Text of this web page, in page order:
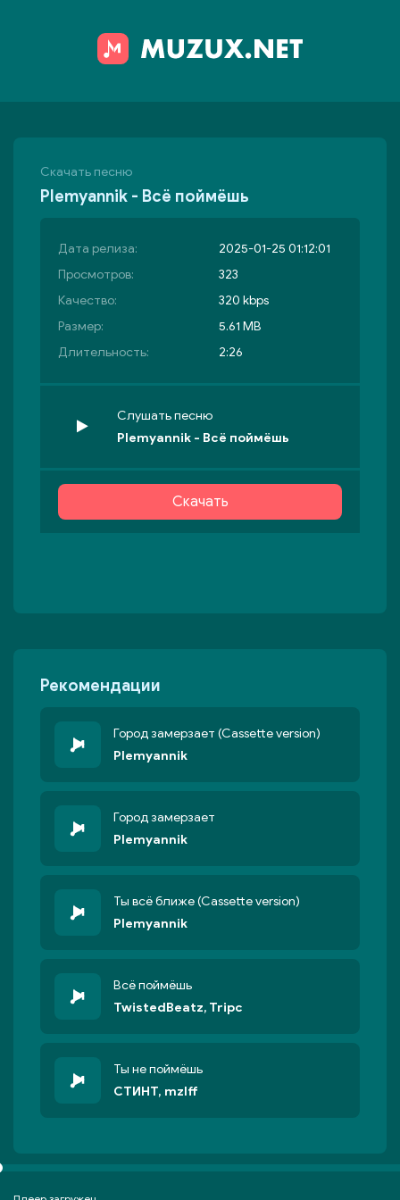
Скачать песню
Plemyannik - Всё поймёшь
Дата релиза:
2025-01-25 01:12:01
Просмотров:
323
Качество:
320 kbps
Размер:
5.61 MB
Длительность:
2:26
Слушать песню
Plemyannik - Всё поймёшь
Скачать
Рекомендации
Город замерзает (Cassette version)
Plemyannik
Город замерзает
Plemyannik
Ты всё ближе (Cassette version)
Plemyannik
Всё поймёшь
TwistedBeatz, Tripc
Ты не поймёшь
СТИНТ, mzlff